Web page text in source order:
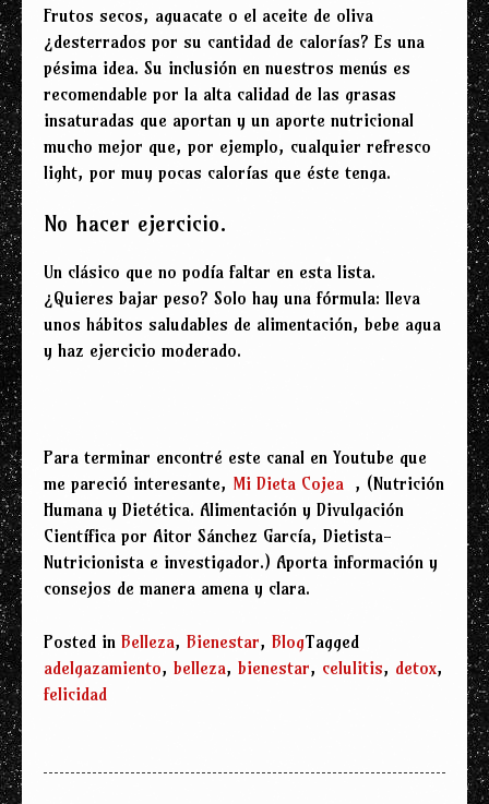
Frutos secos, aguacate o el aceite de oliva
¿desterrados por su cantidad de calorías? Es una
pésima idea. Su inclusión en nuestros menús es
recomendable por la alta calidad de las grasas
insaturadas que aportan y un aporte nutricional
mucho mejor que, por ejemplo, cualquier refresco
light, por muy pocas calorías que éste tenga.
No hacer ejercicio.
Un clásico que no podía faltar en esta lista.
¿Quieres bajar peso? Solo hay una fórmula: lleva
unos hábitos saludables de alimentación, bebe agua
y haz ejercicio moderado.
Para terminar encontré este canal en Youtube que
me pareció interesante, Mi Dieta Cojea , (Nutrición
Humana y Dietética. Alimentación y Divulgación
Científica por Aitor Sánchez García, Dietista-
Nutricionista e investigador.) Aporta información y
consejos de manera amena y clara.
Posted in Belleza, Bienestar, BlogTagged
adelgazamiento, belleza, bienestar, celulitis, detox,
felicidad